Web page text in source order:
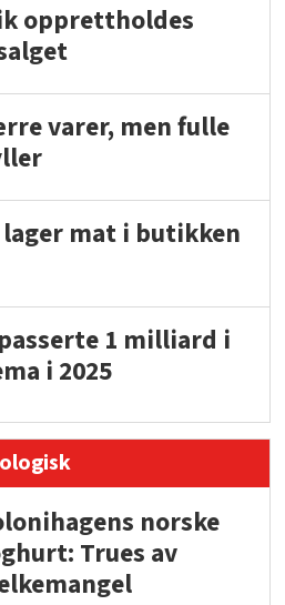
opprettholdes
varer, men fulle
lager mat i butikken
1 milliard i
i 2025
norske
Trues av